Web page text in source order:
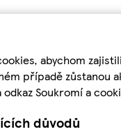
abychom
případě
Soukromí a
důvodů